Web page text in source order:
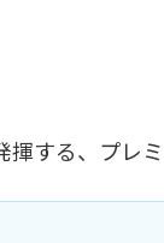
する、プレ